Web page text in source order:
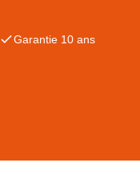
Garantie 10 ans